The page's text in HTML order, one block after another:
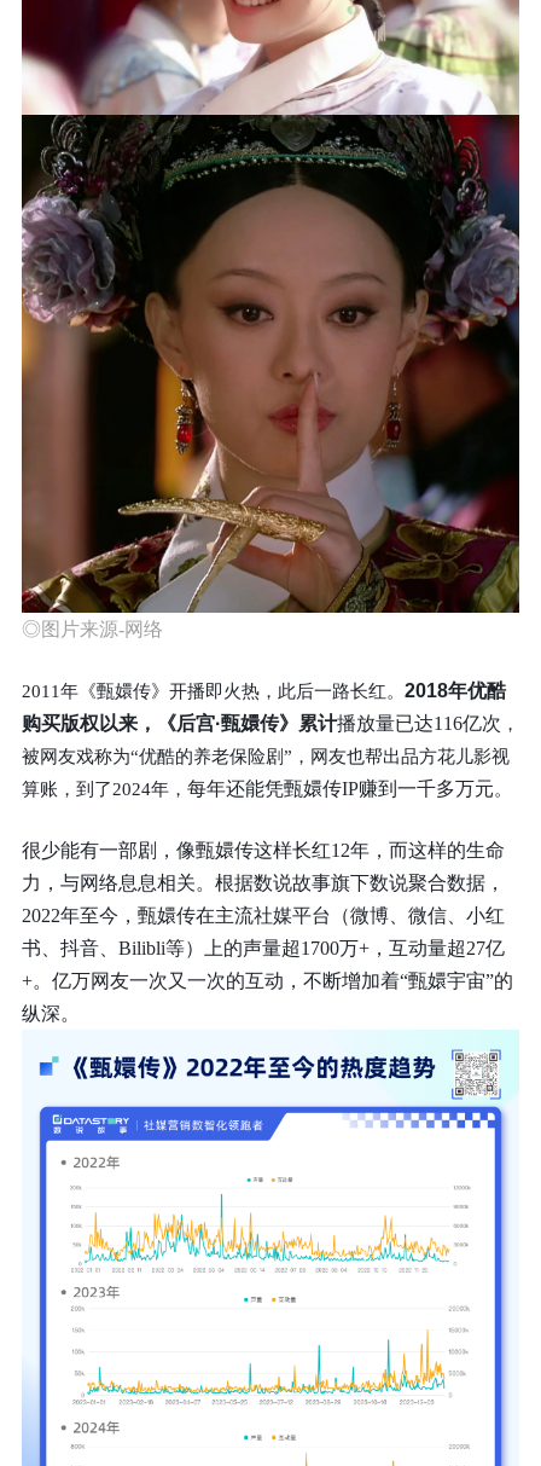
◎图片来源-网络
2011年《甄嬛传》开播即火热，此后一路长红。 2018年优酷
购买版权以来， 《后宫·甄嬛传》 累计播放量已达116亿次 ，
被网友戏称为“优酷的养老保险剧”，网友也帮出品方花儿影视
算账，到了2024年， 每年还能凭甄嬛传IP赚到一千多万元。
很少能有一部剧，像甄嬛传这样长红12年，而这样的生命
力，与网络息息相关。根据数说故事旗下数说聚合数据，
2022年至今 ，甄嬛传在主流社媒平台（微博、微信、小红
书、抖音、Bilibli等）上的声量超1700万+，互动量超27亿
+。亿万网友一次又一次的互动，不断增加着“甄嬛宇宙”的
纵深。